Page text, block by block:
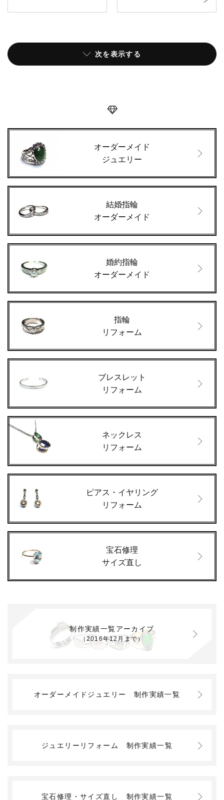
次を表示する
オーダーメイド
ジュエリー
結婚指輪
オーダーメイド
婚約指輪
オーダーメイド
指輪
リフォーム
ブレスレット
リフォーム
ネックレス
リフォーム
ピアス・イヤリング
リフォーム
宝石修理
サイズ直し
制作実績一覧アーカイブ
（2016年12月まで）
オーダーメイドジュエリー 制作実績一覧
ジュエリーリフォーム 制作実績一覧
宝石修理・サイズ直し 制作実績一覧